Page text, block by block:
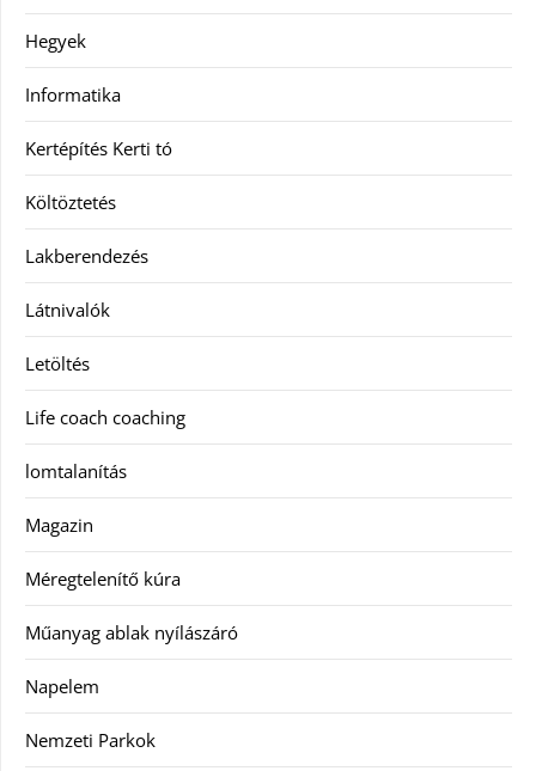
Hegyek
Informatika
Kertépítés Kerti tó
Költöztetés
Lakberendezés
Látnivalók
Letöltés
Life coach coaching
lomtalanítás
Magazin
Méregtelenítő kúra
Műanyag ablak nyílászáró
Napelem
Nemzeti Parkok